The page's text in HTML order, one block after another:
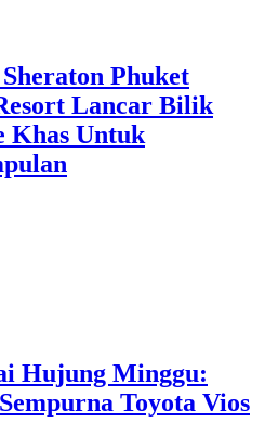
Phuket
Lancar Bilik
Khas Untuk
Hujung Minggu:
Toyota Vios